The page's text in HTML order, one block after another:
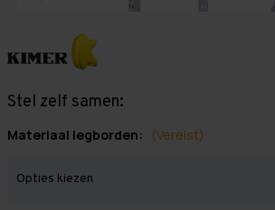
Stel zelf samen:
Materiaal legborden: (Vereist)